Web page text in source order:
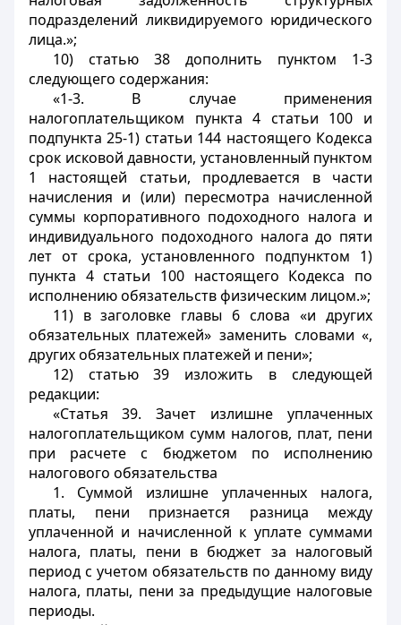
подразделений ликвидируемого юридического
лица.»;
10) статью 38 дополнить пунктом 1-3
следующего содержания:
«1-3. В случае применения
налогоплательщиком пункта 4 статьи 100 и
подпункта 25-1) статьи 144 настоящего Кодекса
срок исковой давности, установленный пунктом
1 настоящей статьи, продлевается в части
начисления и (или) пересмотра начисленной
суммы корпоративного подоходного налога и
индивидуального подоходного налога до пяти
лет от срока, установленного подпунктом 1)
пункта 4 статьи 100 настоящего Кодекса по
исполнению обязательств физическим лицом.»;
11) в заголовке главы 6 слова «и других
обязательных платежей» заменить словами «,
других обязательных платежей и пени»;
12) статью 39 изложить в следующей
редакции:
«Статья 39. Зачет излишне уплаченных
налогоплательщиком сумм налогов, плат, пени
при расчете с бюджетом по исполнению
налогового обязательства
1. Суммой излишне уплаченных налога,
платы, пени признается разница между
уплаченной и начисленной к уплате суммами
налога, платы, пени в бюджет за налоговый
период с учетом обязательств по данному виду
налога, платы, пени за предыдущие налоговые
периоды.